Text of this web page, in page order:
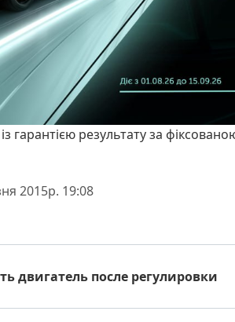
гарантією результату за
2015р. 19:08
двигатель после регулировки